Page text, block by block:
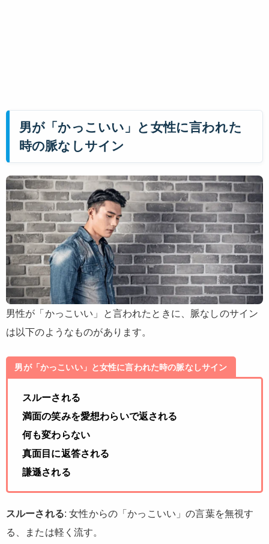
男が「かっこいい」と女性に言われた
時の脈なしサイン
男性が「かっこいい」と言われたときに、脈なしのサイン
は以下のようなものがあります。
男が「かっこいい」と女性に言われた時の脈なしサイン
スルーされる
満面の笑みを愛想わらいで返される
何も変わらない
真面目に返答される
謙遜される
スルーされる: 女性からの「かっこいい」の言葉を無視す
る、または軽く流す。